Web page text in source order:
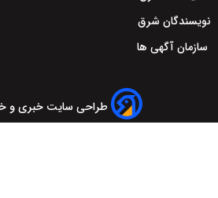
نویسندگان شرق
سازمان آگهی ها
طراحی سایت خبری و